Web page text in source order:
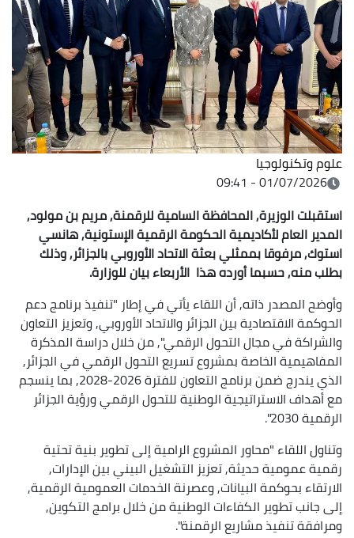
علوم وتكنولوجيا
01/07/2026 - 09:41
استقبلت الوزيرة, المحافظة السامية للرقمنة, مريم بن مولود,
المدير العام لأكاديمية الحكومة الرقمية الإستونية, هانسي
استوك, مرفوقا بممثلي بعثة الاتحاد الأوروبي بالجزائر, وذلك
بطلب منه, حسبما أورده هذا الأربعاء بيان للوزارة.
وأوضح المصدر ذاته, أن اللقاء يأتي في إطار "تنفيذ برنامج دعم
الحوكمة الاقتصادية بين الجزائر والاتحاد الأوروبي, وتعزيز التعاون
والشراكة في مجال التحول الرقمي", من خلال دراسة المذكرة
المفاهيمية الخاصة بمشروع تسريع التحول الرقمي في الجزائر,
الذي يندرج ضمن برنامج التعاون للفترة 2026-2028, بما ينسجم
مع أهداف الاستراتيجية الوطنية للتحول الرقمي ورؤية الجزائر
الرقمية 2030".
وتناول اللقاء "محاور المشروع الرامية إلى تطوير بنية تحتية
رقمية عمومية حديثة, تعزيز التشغيل البيني بين الإدارات,
الارتقاء بحوكمة البيانات, وعصرنة الخدمات العمومية الرقمية,
إلى جانب تطوير الكفاءات الوطنية من خلال برامج التكوين,
ومرافقة تنفيذ مشاريع الرقمنة".